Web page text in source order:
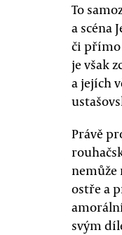
To
a scéna
či přímo
je však
a jejích
Právě
nemůže
ostře a
svým